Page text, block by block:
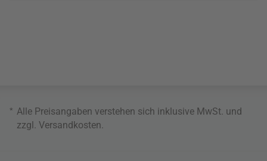
* Alle Preisangaben verstehen sich inklusive MwSt. und
zzgl. Versandkosten